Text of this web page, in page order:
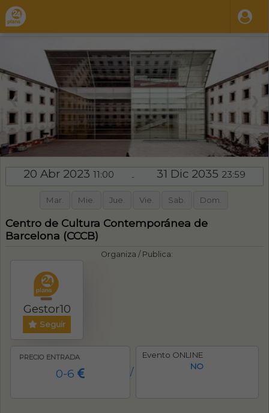
❮ ❯
20 Abr 202311:00 - 31 Dic 2035 23:59
Mar. Mie. Jue. Vie. Sab. Dom.
Centro de Cultura Contemporánea de
Barcelona (CCCB)
Organiza / Publica:
Gestor10
Seguir
PRECIO ENTRADA
0-6 /
Evento ONLINE
NO